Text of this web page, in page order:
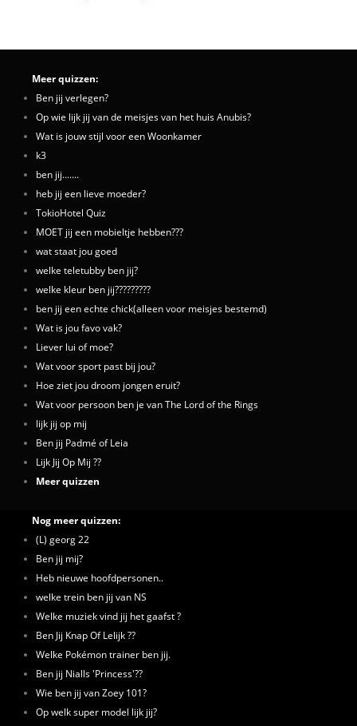
Meer quizzen:
Ben jij verlegen?
Op wie lijk jij van de meisjes van het huis Anubis?
Wat is jouw stijl voor een Woonkamer
k3
ben jij.......
heb jij een lieve moeder?
TokioHotel Quiz
MOET jij een mobieltje hebben???
wat staat jou goed
welke teletubby ben jij?
welke kleur ben jij?????????
ben jij een echte chick(alleen voor meisjes bestemd)
Wat is jou favo vak?
Liever lui of moe?
Wat voor sport past bij jou?
Hoe ziet jou droom jongen eruit?
Wat voor persoon ben je van The Lord of the Rings
lijk jij op mij
Ben jij Padmé of Leia
Lijk Jij Op Mij ??
Meer quizzen
Nog meer quizzen:
(L) georg 22
Ben jij mij?
Heb nieuwe hoofdpersonen..
welke trein ben jij van NS
Welke muziek vind jij het gaafst ?
Ben Jij Knap Of Lelijk ??
Welke Pokémon trainer ben jij.
Ben jij Nialls 'Princess'??
Wie ben jij van Zoey 101?
Op welk super model lijk jij?